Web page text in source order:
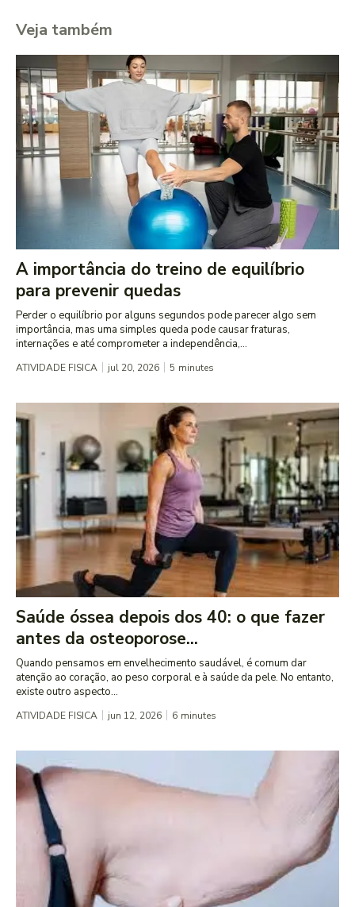
Veja também
A importância do treino de equilíbrio
para prevenir quedas
Perder o equilíbrio por alguns segundos pode parecer algo sem
importância, mas uma simples queda pode causar fraturas,
internações e até comprometer a independência,...
ATIVIDADE FISICA jul 20, 2026 5 minutes
Saúde óssea depois dos 40: o que fazer
antes da osteoporose...
Quando pensamos em envelhecimento saudável, é comum dar
atenção ao coração, ao peso corporal e à saúde da pele. No entanto,
existe outro aspecto...
ATIVIDADE FISICA jun 12, 2026 6 minutes